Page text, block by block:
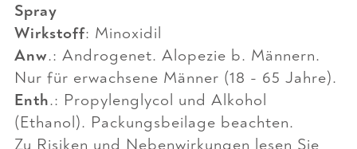
Spray
Wirkstoff: Minoxidil
Anw.: Androgenet. Alopezie b. Männern.
Nur für erwachsene Männer (18 - 65 Jahre).
Enth.: Propylenglycol und Alkohol
(Ethanol). Packungsbeilage beachten.
Zu Risiken und Nebenwirkungen lesen Sie